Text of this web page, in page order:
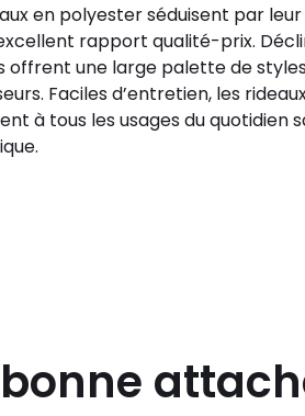
en polyester séduisent par
rapport qualité-prix.
offrent une large palette de
Faciles d’entretien, les
à tous les usages du quotidien